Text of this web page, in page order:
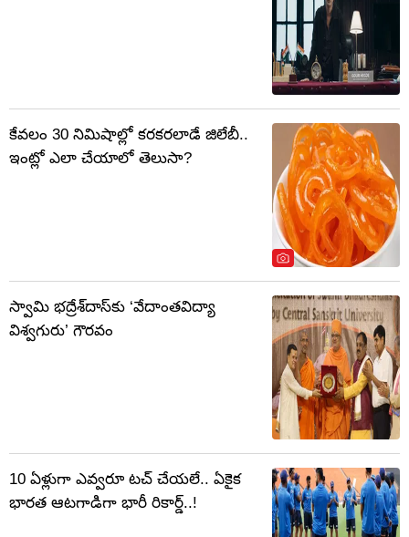
కేవలం 30 నిమిషాల్లో కరకరలాడే జిలేబీ..
ఇంట్లో ఎలా చేయాలో తెలుసా?
స్వామి భద్రేశ్‌దాస్‌కు ‘వేదాంతవిద్యా
విశ్వగురు’ గౌరవం
10 ఏళ్లుగా ఎవ్వరూ టచ్ చేయలే.. ఏకైక
భారత ఆటగాడిగా భారీ రికార్డ్..!